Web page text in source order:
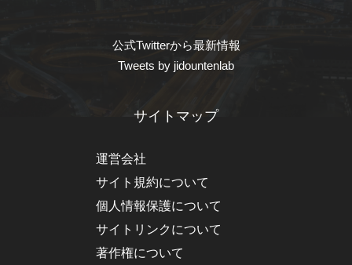
公式Twitterから最新情報
Tweets by jidountenlab
サイトマップ
運営会社
サイト規約について
個人情報保護について
サイトリンクについて
著作権について